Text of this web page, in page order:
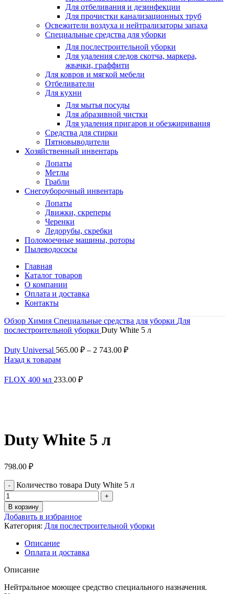
Для отбеливания и дезинфекции
Для прочистки канализационных труб
Освежители воздуха и нейтрализаторы запаха
Специальные средства для уборки
Для послестроительной уборки
Для удаления следов скотча, маркера,
жвачки, граффити
Для ковров и мягкой мебели
Отбеливатели
Для кухни
Для мытья посуды
Для абразивной чистки
Для удаления пригаров и обезжиривания
Средства для стирки
Пятновыводители
Хозяйственный инвентарь
Лопаты
Метлы
Грабли
Снегоуборочный инвентарь
Лопаты
Движки, скреперы
Черенки
Ледорубы, скребки
Поломоечные машины, роторы
Пылеводососы
Главная
Каталог товаров
О компании
Оплата и доставка
Контакты
Обзор Химия Специальные средства для уборки Для
послестроительной уборки Duty White 5 л
Duty Universal 565.00 ₽ – 2 743.00 ₽
Назад к товарам
FLOX 400 мл 233.00 ₽
Duty White 5 л
798.00 ₽
Количество товара Duty White 5 л
В корзину
Добавить в избранное
Категория: Для послестроительной уборки
Описание
Оплата и доставка
Описание
Нейтральное моющее средство специального назначения.